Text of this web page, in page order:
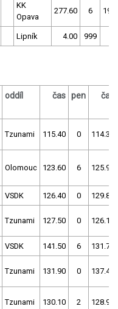
KK
Opava
277.60 6
Lipník 4.00 999
oddíl čas pen čas
Tzunami 115.40 0 114.30
Olomouc 123.60 6 125.90
VSDK 126.40 0 129.80
Tzunami 127.50 0 126.10
VSDK 141.50 6 131.70
Tzunami 131.90 0 137.40
Tzunami 130.10 2 128.90